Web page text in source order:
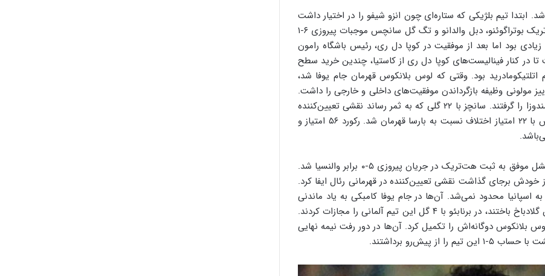
ابتدا تیم بلژیکی که ستاره‌ای چون انزو شیفو را در اختیار داشت
با نتیجه ۳-۰ در بازی رفت به پیروزی رسید. با این حال هت‌تریک بوتراگوئنو، دبل والدانو و تگ گل سانچس موجبات پیروزی ۶-۱
زیادی بود اما بعد از موفقیت در کوپا دل ری، رئیس باشگاه رامون
در کنار فینالیست‌های کوپا دل ری از کاستیا، چندین خرید سطح
بود. وقتی ‌که لوس بلانکوس قهرمان جام یوفا شد،
وظیفه بازگرداندن موفقیت‌های داخلی و خارجی را داشت.
در فصل آتی، مادریدی‌ها جواب اعتماد به تصمیمات رئیس مندوزا را گرفتند. سانچز با ۲۲ گلی که به ثمر رساند نقشی تعیین‌کننده
در پایان دادن به آن حسرت شش ساله داشت. لوس بلانکوس با ۲۲ امتیاز اختلاف نسبت به بارسا قهرمان شد. رکورد ۵۶ امتیاز و
چندین آمار ماندگار از آن فصل برجای ماند. در ابتدای کار میشل موفق به ثبت هت‌تریک در جریان پیروزی ۵-۰ برابر والنسیا شد.
خودش برجای گذاشت نقشی تعیین‌کننده در قهرمانی رئال ایفا کرد.
و موفقیت‌هایشان به اسپانیا محدود نمی‌شد. آن‌ها در جام یوفا کامبکی به یاد ماندنی
زدند و در حالی‌که بازی رفت را با نتیجه ۵-۱ به بروسیا مونشن گلادباخ باختند، در برنابئو با ۴ گل این تیم آلمانی را مجازات کردند.
بلانکوس دوگانه‌اش را تکمیل کرد. آن‌ها در دور رفت نیمه نهایی